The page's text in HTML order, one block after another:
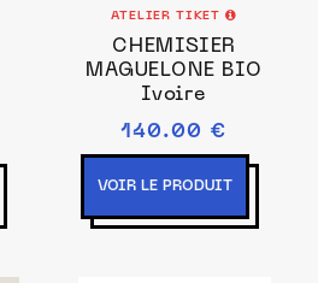
ATELIER TIKET
CHEMISIER
MAGUELONE BIO
Ivoire
140.00 €
VOIR LE PRODUIT